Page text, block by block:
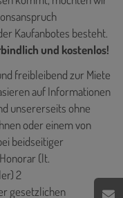
Kaufanbotes besteht.
und kostenlos!
freibleibend zur Miete
auf Informationen
unsererseits ohne
oder einem von
beidseitiger
(lt.
2
gesetzlichen